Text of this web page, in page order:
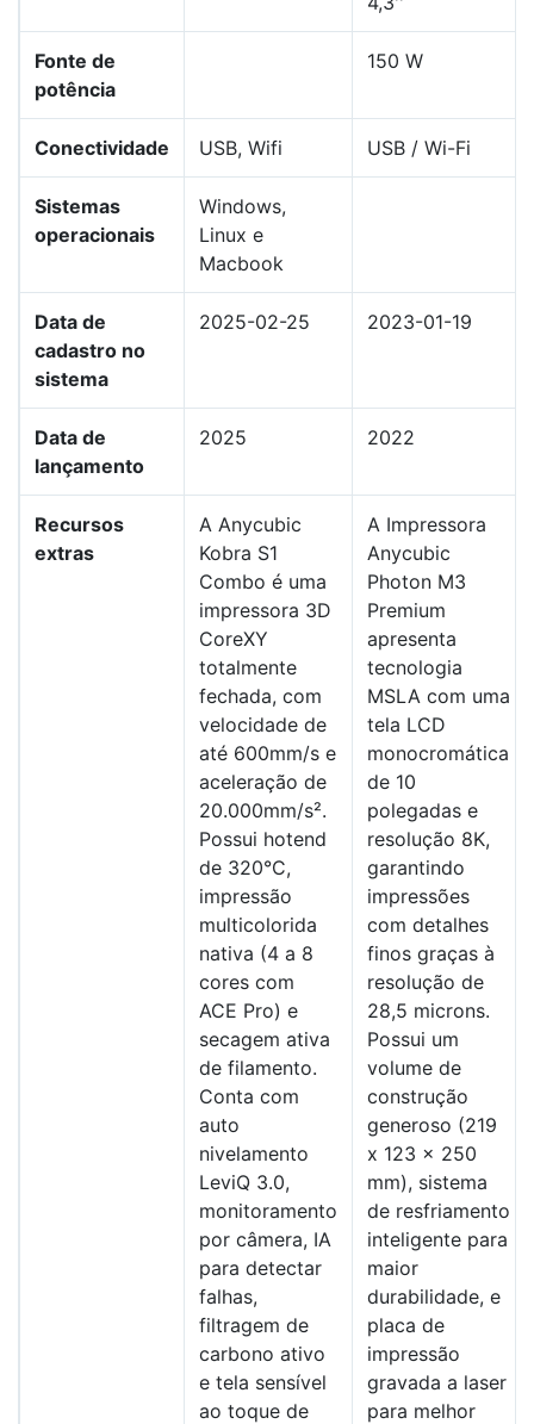
Fonte de
potência
150 W
Conectividade USB, Wifi USB / Wi-Fi
Sistemas
operacionais
Windows,
Linux e
Macbook
Data de
cadastro no
sistema
2025-02-25 2023-01-19
Data de
lançamento
2025 2022
Recursos
extras
A Anycubic
Kobra S1
Combo é uma
impressora 3D
CoreXY
totalmente
fechada, com
velocidade de
até 600mm/s e
aceleração de
20.000mm/s².
Possui hotend
de 320°C,
impressão
multicolorida
nativa (4 a 8
cores com
ACE Pro) e
secagem ativa
de filamento.
Conta com
auto
nivelamento
LeviQ 3.0,
monitoramento
por câmera, IA
para detectar
falhas,
filtragem de
carbono ativo
e tela sensível
ao toque de
A Impressora
Anycubic
Photon M3
Premium
apresenta
tecnologia
MSLA com uma
tela LCD
monocromática
de 10
polegadas e
resolução 8K,
garantindo
impressões
com detalhes
finos graças à
resolução de
28,5 microns.
Possui um
volume de
construção
generoso (219
x 123 x 250
mm), sistema
de resfriamento
inteligente para
maior
durabilidade, e
placa de
impressão
gravada a laser
para melhor